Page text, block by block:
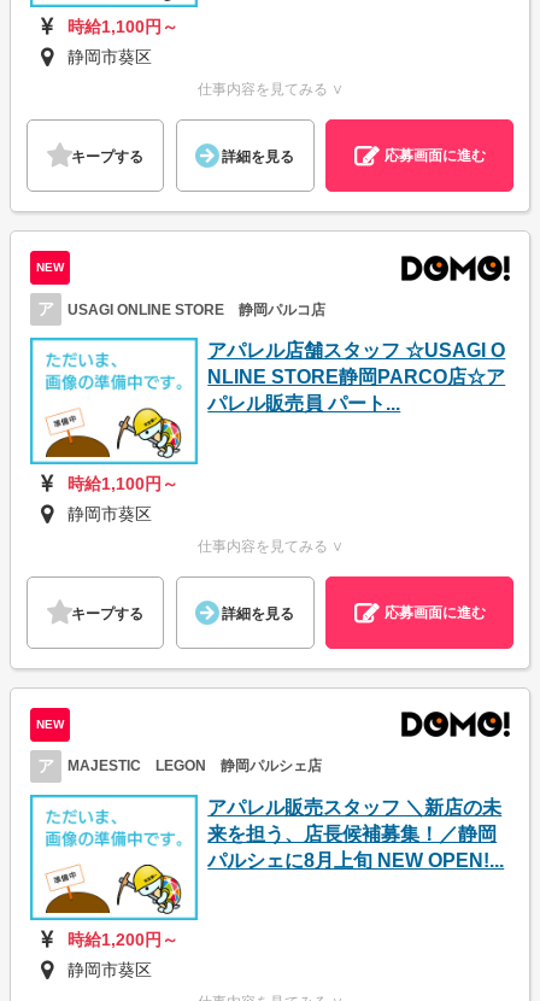
時給1,100円～
静岡市葵区
仕事内容を見てみる ∨
キープする 詳細を見る 応募画面に進む
NEW
ア USAGI ONLINE STORE 静岡パルコ店
アパレル店舗スタッフ ☆USAGI O
NLINE STORE静岡PARCO店☆ア
パレル販売員 パート...
時給1,100円～
静岡市葵区
仕事内容を見てみる ∨
キープする 詳細を見る 応募画面に進む
NEW
ア MAJESTIC LEGON 静岡パルシェ店
アパレル販売スタッフ ＼新店の未
来を担う、店長候補募集！／静岡
パルシェに8月上旬 NEW OPEN!...
時給1,200円～
静岡市葵区